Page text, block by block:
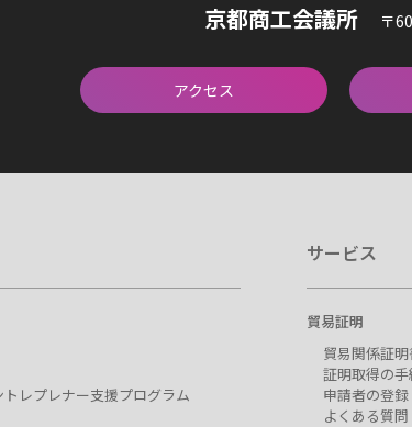
京都商工会議所 〒
アクセス
トレプレナー支援プログラム
サービス
貿易証明
貿易関係証
証明取得の
申請者の登録
よくある質問